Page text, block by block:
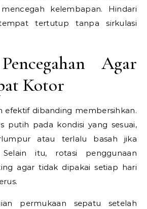
kelembapan. Hindari
tertutup tanpa sirkulasi
Agar
Kotor
efektif dibanding membersihkan.
putih pada kondisi yang sesuai,
atau terlalu basah jika
Selain itu, rotasi penggunaan
agar tidak dipakai setiap hari
permukaan sepatu setelah